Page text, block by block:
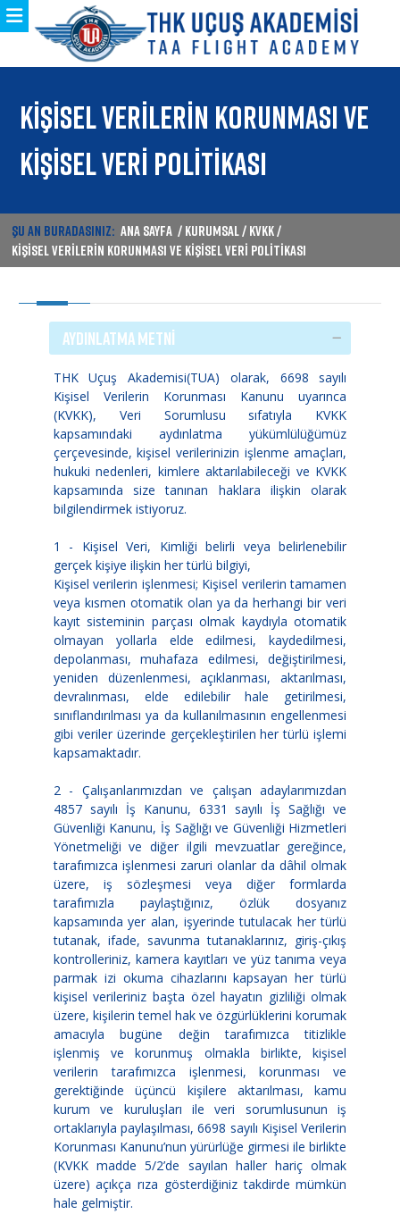
KİŞİSEL VERİLERİN KORUNMASI VE
KİŞİSEL VERİ POLİTİKASI
ŞU AN BURADASINIZ: ANA SAYFA / KURUMSAL / KVKK /
KİŞİSEL VERİLERİN KORUNMASI VE KİŞİSEL VERİ POLİTİKASI
AYDINLATMA METNİ
THK Uçuş Akademisi(TUA) olarak, 6698 sayılı
Kişisel Verilerin Korunması Kanunu uyarınca
(KVKK), Veri Sorumlusu sıfatıyla KVKK
kapsamındaki aydınlatma yükümlülüğümüz
çerçevesinde, kişisel verilerinizin işlenme amaçları,
hukuki nedenleri, kimlere aktarılabileceği ve KVKK
kapsamında size tanınan haklara ilişkin olarak
bilgilendirmek istiyoruz.
1 - Kişisel Veri, Kimliği belirli veya belirlenebilir
gerçek kişiye ilişkin her türlü bilgiyi,
Kişisel verilerin işlenmesi; Kişisel verilerin tamamen
veya kısmen otomatik olan ya da herhangi bir veri
kayıt sisteminin parçası olmak kaydıyla otomatik
olmayan yollarla elde edilmesi, kaydedilmesi,
depolanması, muhafaza edilmesi, değiştirilmesi,
yeniden düzenlenmesi, açıklanması, aktarılması,
devralınması, elde edilebilir hale getirilmesi,
sınıflandırılması ya da kullanılmasının engellenmesi
gibi veriler üzerinde gerçekleştirilen her türlü işlemi
kapsamaktadır.
2 - Çalışanlarımızdan ve çalışan adaylarımızdan
4857 sayılı İş Kanunu, 6331 sayılı İş Sağlığı ve
Güvenliği Kanunu, İş Sağlığı ve Güvenliği Hizmetleri
Yönetmeliği ve diğer ilgili mevzuatlar gereğince,
tarafımızca işlenmesi zaruri olanlar da dâhil olmak
üzere, iş sözleşmesi veya diğer formlarda
tarafımızla paylaştığınız, özlük dosyanız
kapsamında yer alan, işyerinde tutulacak her türlü
tutanak, ifade, savunma tutanaklarınız, giriş-çıkış
kontrolleriniz, kamera kayıtları ve yüz tanıma veya
parmak izi okuma cihazlarını kapsayan her türlü
kişisel verileriniz başta özel hayatın gizliliği olmak
üzere, kişilerin temel hak ve özgürlüklerini korumak
amacıyla bugüne değin tarafımızca titizlikle
işlenmiş ve korunmuş olmakla birlikte, kişisel
verilerin tarafımızca işlenmesi, korunması ve
gerektiğinde üçüncü kişilere aktarılması, kamu
kurum ve kuruluşları ile veri sorumlusunun iş
ortaklarıyla paylaşılması, 6698 sayılı Kişisel Verilerin
Korunması Kanunu’nun yürürlüğe girmesi ile birlikte
(KVKK madde 5/2’de sayılan haller hariç olmak
üzere) açıkça rıza gösterdiğiniz takdirde mümkün
hale gelmiştir.